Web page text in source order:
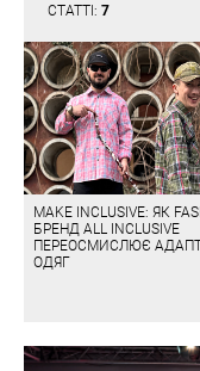
СТАТТІ: 7
MAKE INCLUSIVE: ЯК
БРЕНД ALL INCLUSIVE
ПЕРЕОСМИСЛЮЄ
ОДЯГ